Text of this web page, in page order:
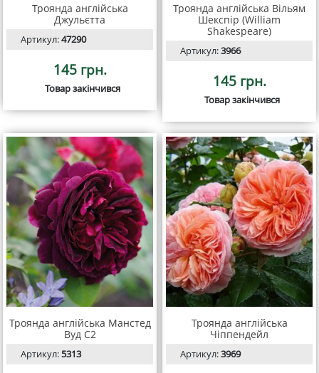
Троянда англійська
Джульєтта
Артикул:47290
145 грн.
Товар закінчився
Троянда англійська Вільям
Шекспір (William
Shakespeare)
Артикул:3966
145 грн.
Товар закінчився
Троянда англійська Манстед
Вуд С2
Артикул:5313
Троянда англійська
Чіппендейл
Артикул:3969